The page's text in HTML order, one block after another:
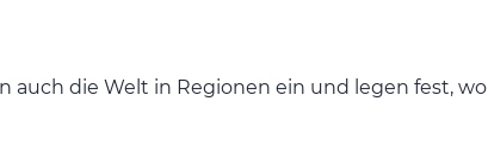
auch die Welt in Regionen ein und legen fest, wo